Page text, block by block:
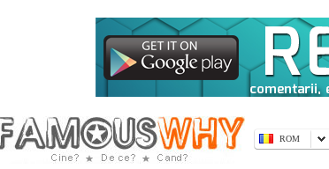
ROM